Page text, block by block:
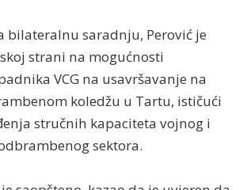
bilateralnu saradnju, Perović je
strani na mogućnosti
VCG na usavršavanje na
koledžu u Tartu, ističući
stručnih kapaciteta vojnog i
sektora.